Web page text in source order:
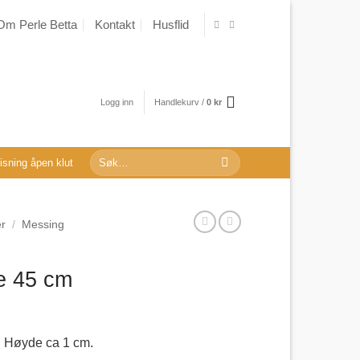
Perle Betta Kontakt Husflid
Logg inn Handlekurv / 0 kr
åpen klut
Søk
etter:
/ Messing
45 cm
ca 1 cm.